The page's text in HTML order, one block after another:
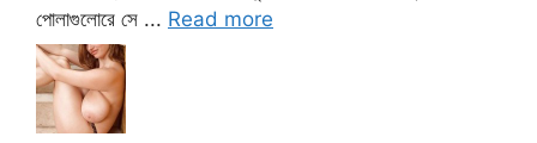
পোলাগুলোরে সে ... Read more